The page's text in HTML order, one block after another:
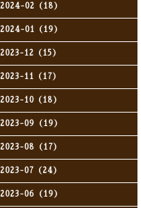
2024-02（18）
2024-01（19）
2023-12（15）
2023-11（17）
2023-10（18）
2023-09（19）
2023-08（17）
2023-07（24）
2023-06（19）